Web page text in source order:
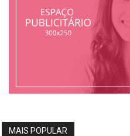
MAIS POPULAR